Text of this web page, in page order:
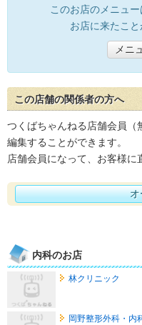
このお店のメニュ
お店に来たこと
メニ
この店舗の関係者の方へ
つくばちゃんねる店舗会員（
編集することができます。
店舗会員になって、お客様に
オ
内科のお店
林クリニック
岡野整形外科・内